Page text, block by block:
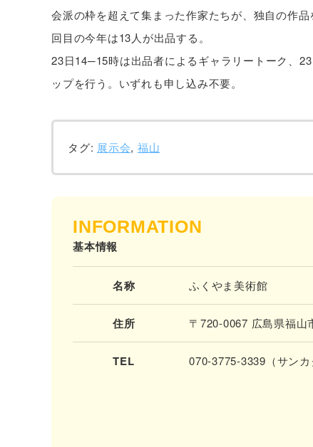
会派の枠を超えて集まった作家たちが、独自の作
回目の今年は13人が出品する。
23日14─15時は出品者によるギャラリートーク、
ップを行う。いずれも申し込み不要。
タグ: 展示会, 福山
INFORMATION
基本情報
名称 ふくやま美術館
住所 〒720-0067 広島県福山
TEL 070-3775-3339（サンカ